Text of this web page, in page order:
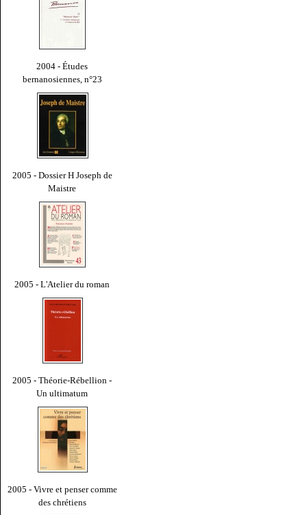
2004 - Études
bernanosiennes, n°23
2005 - Dossier H Joseph de
Maistre
2005 - L'Atelier du roman
2005 - Théorie-Rébellion -
Un ultimatum
2005 - Vivre et penser comme
des chrétiens